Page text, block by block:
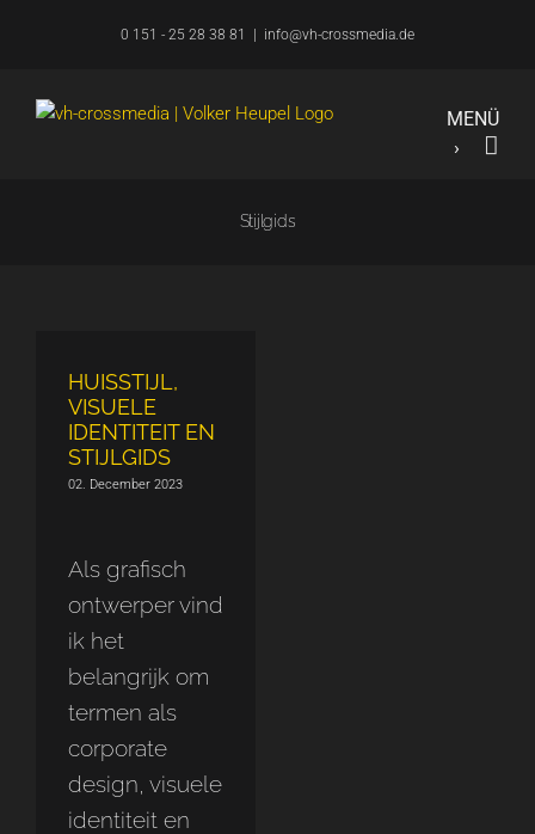
0 151 - 25 28 38 81 info@vh-crossmedia.de
Stijlgids
HUISSTIJL,
VISUELE
IDENTITEIT EN
STIJLGIDS
02. December 2023
Als grafisch
ontwerper vind
ik het
belangrijk om
termen als
corporate
design, visuele
identiteit en